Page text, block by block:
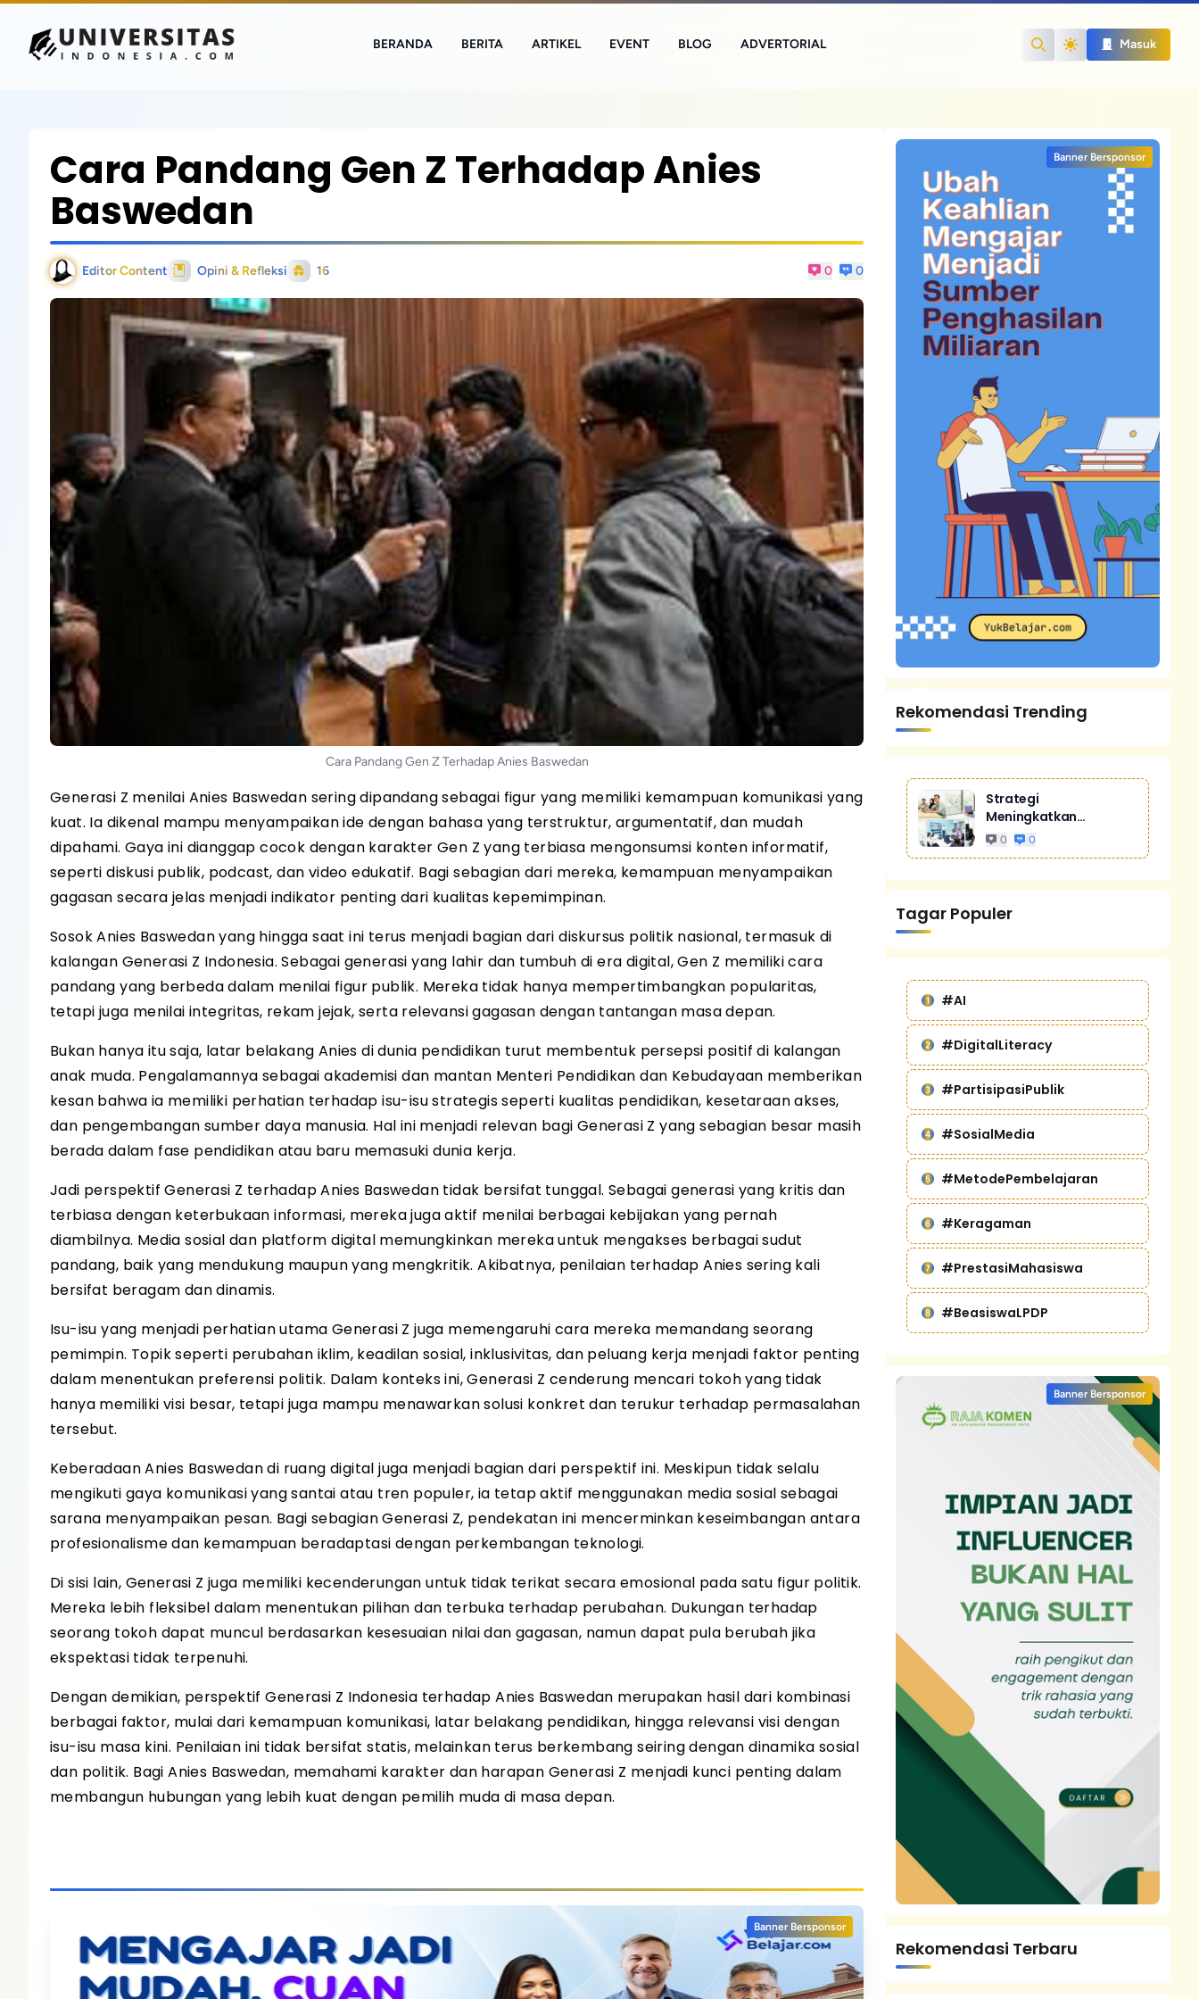
Search
Masuk
BERANDA BERITA ARTIKEL EVENT BLOG ADVERTORIAL
Cara Pandang Gen Z Terhadap Anies
Baswedan
Editor Content Opini & Refleksi 16 0 0
Cara Pandang Gen Z Terhadap Anies Baswedan
Generasi Z menilai Anies Baswedan sering dipandang sebagai figur yang memiliki kemampuan komunikasi yang
kuat. Ia dikenal mampu menyampaikan ide dengan bahasa yang terstruktur, argumentatif, dan mudah
dipahami. Gaya ini dianggap cocok dengan karakter Gen Z yang terbiasa mengonsumsi konten informatif,
seperti diskusi publik, podcast, dan video edukatif. Bagi sebagian dari mereka, kemampuan menyampaikan
gagasan secara jelas menjadi indikator penting dari kualitas kepemimpinan.
Sosok Anies Baswedan yang hingga saat ini terus menjadi bagian dari diskursus politik nasional, termasuk di
kalangan Generasi Z Indonesia. Sebagai generasi yang lahir dan tumbuh di era digital, Gen Z memiliki cara
pandang yang berbeda dalam menilai figur publik. Mereka tidak hanya mempertimbangkan popularitas,
tetapi juga menilai integritas, rekam jejak, serta relevansi gagasan dengan tantangan masa depan.
Bukan hanya itu saja, latar belakang Anies di dunia pendidikan turut membentuk persepsi positif di kalangan
anak muda. Pengalamannya sebagai akademisi dan mantan Menteri Pendidikan dan Kebudayaan memberikan
kesan bahwa ia memiliki perhatian terhadap isu-isu strategis seperti kualitas pendidikan, kesetaraan akses,
dan pengembangan sumber daya manusia. Hal ini menjadi relevan bagi Generasi Z yang sebagian besar masih
berada dalam fase pendidikan atau baru memasuki dunia kerja.
Jadi perspektif Generasi Z terhadap Anies Baswedan tidak bersifat tunggal. Sebagai generasi yang kritis dan
terbiasa dengan keterbukaan informasi, mereka juga aktif menilai berbagai kebijakan yang pernah
diambilnya. Media sosial dan platform digital memungkinkan mereka untuk mengakses berbagai sudut
pandang, baik yang mendukung maupun yang mengkritik. Akibatnya, penilaian terhadap Anies sering kali
bersifat beragam dan dinamis.
Isu-isu yang menjadi perhatian utama Generasi Z juga memengaruhi cara mereka memandang seorang
pemimpin. Topik seperti perubahan iklim, keadilan sosial, inklusivitas, dan peluang kerja menjadi faktor penting
dalam menentukan preferensi politik. Dalam konteks ini, Generasi Z cenderung mencari tokoh yang tidak
hanya memiliki visi besar, tetapi juga mampu menawarkan solusi konkret dan terukur terhadap permasalahan
tersebut.
Keberadaan Anies Baswedan di ruang digital juga menjadi bagian dari perspektif ini. Meskipun tidak selalu
mengikuti gaya komunikasi yang santai atau tren populer, ia tetap aktif menggunakan media sosial sebagai
sarana menyampaikan pesan. Bagi sebagian Generasi Z, pendekatan ini mencerminkan keseimbangan antara
profesionalisme dan kemampuan beradaptasi dengan perkembangan teknologi.
Di sisi lain, Generasi Z juga memiliki kecenderungan untuk tidak terikat secara emosional pada satu figur politik.
Mereka lebih fleksibel dalam menentukan pilihan dan terbuka terhadap perubahan. Dukungan terhadap
seorang tokoh dapat muncul berdasarkan kesesuaian nilai dan gagasan, namun dapat pula berubah jika
ekspektasi tidak terpenuhi.
Dengan demikian, perspektif Generasi Z Indonesia terhadap Anies Baswedan merupakan hasil dari kombinasi
berbagai faktor, mulai dari kemampuan komunikasi, latar belakang pendidikan, hingga relevansi visi dengan
isu-isu masa kini. Penilaian ini tidak bersifat statis, melainkan terus berkembang seiring dengan dinamika sosial
dan politik. Bagi Anies Baswedan, memahami karakter dan harapan Generasi Z menjadi kunci penting dalam
membangun hubungan yang lebih kuat dengan pemilih muda di masa depan.
Banner Bersponsor
Banner Bersponsor
Rekomendasi Trending
Strategi
Meningkatkan
Penjualan Melalui
0 0
Tagar Populer
#AI
#DigitalLiteracy
#PartisipasiPublik
#SosialMedia
#MetodePembelajaran
#Keragaman
#PrestasiMahasiswa
#BeasiswaLPDP
Banner Bersponsor
Rekomendasi Terbaru